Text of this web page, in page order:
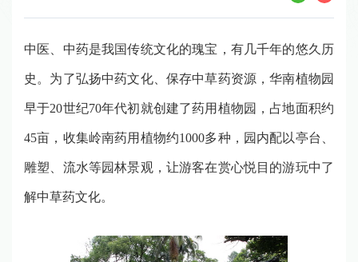
中医、中药是我国传统文化的瑰宝，有几千年的悠久历
史。为了弘扬中药文化、保存中草药资源，华南植物园
早于20世纪70年代初就创建了药用植物园，占地面积约
45亩，收集岭南药用植物约1000多种，园内配以亭台、
雕塑、流水等园林景观，让游客在赏心悦目的游玩中了
解中草药文化。